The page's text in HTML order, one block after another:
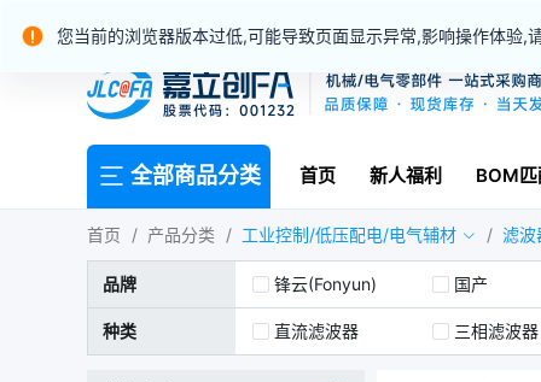
您当前的浏览器版本过低,可能导致页面显示异常,影响操作体验,
全部商品分类 首页 新人福利 BOM匹
首页 / 产品分类 / 工业控制/低压配电/电气辅材 / 滤波
品牌 锋云(Fonyun) 国产
种类 直流滤波器 三相滤波器